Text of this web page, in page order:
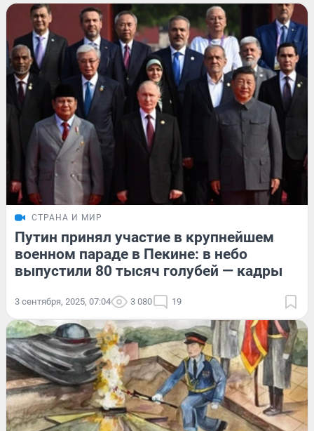
СТРАНА И МИР
Путин принял участие в крупнейшем
военном параде в Пекине: в небо
выпустили 80 тысяч голубей — кадры
3 сентября, 2025, 07:04 3 080 19